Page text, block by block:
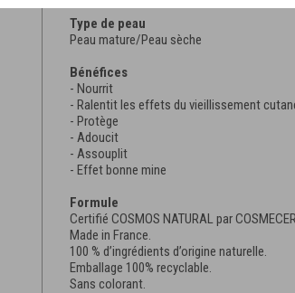
Type de peau
Peau mature/Peau sèche
Bénéfices
- Nourrit
- Ralentit les effets du vieillissement
- Protège
- Adoucit
- Assouplit
- Effet bonne mine
Formule
Certifié COSMOS NATURAL par
Made in France.
100 % d’ingrédients d’origine naturelle.
Emballage 100% recyclable.
Sans colorant.